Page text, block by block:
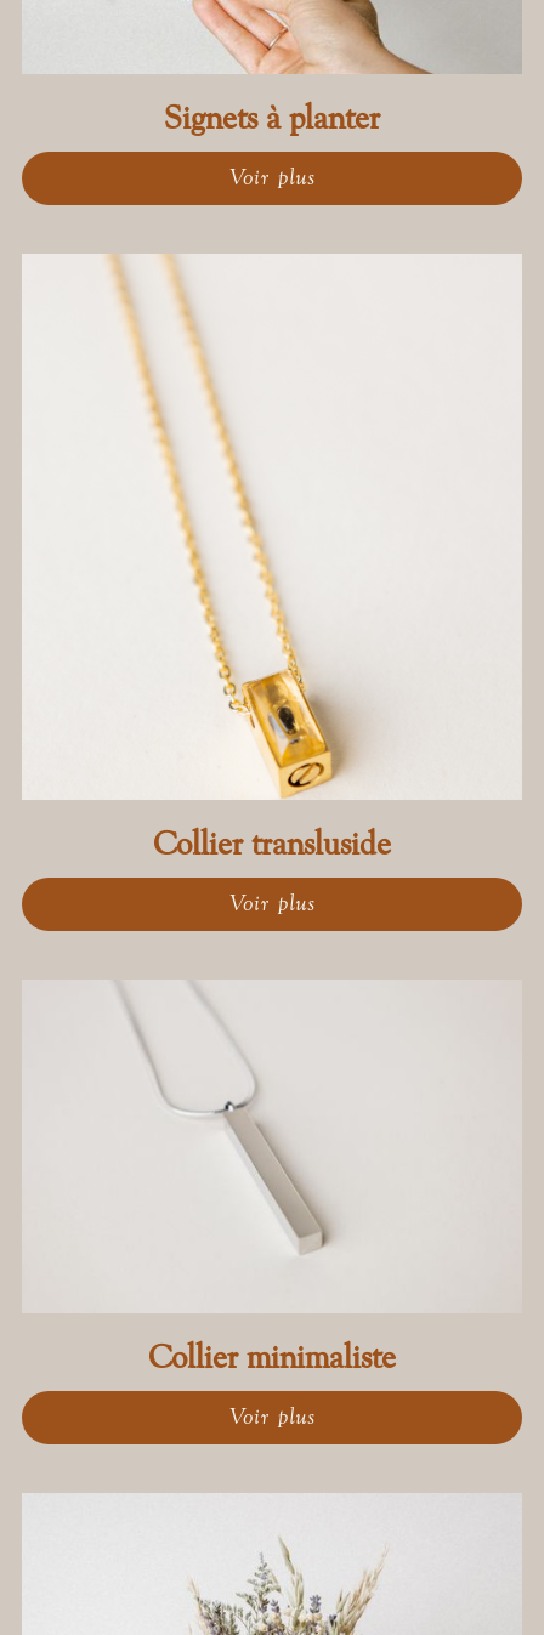
Signets à planter
Voir plus
Collier transluside
Voir plus
Collier minimaliste
Voir plus